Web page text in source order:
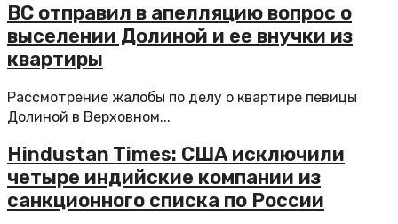
ВС отправил в апелляцию вопрос о
выселении Долиной и ее внучки из
квартиры
Рассмотрение жалобы по делу о квартире певицы
Долиной в Верховном...
Hindustan Times: США исключили
четыре индийские компании из
санкционного списка по России